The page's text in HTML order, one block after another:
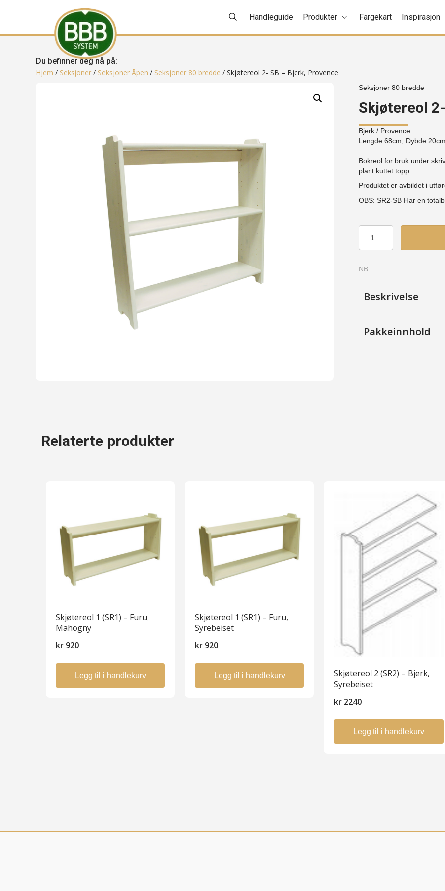
Handleguide Produkter Fargekart Inspirasjon
Du befinner deg nå på:
Hjem / Seksjoner / Seksjoner Åpen / Seksjoner 80 bredde / Skjøtereol 2- SB – Bjerk, Provence
Seksjoner 80 bredde
Skjøtereol
Bjerk / Provence
Lengde 68cm, Dybde
Bokreol for bruk under
plant kuttet topp.
Produktet er avbildet i
OBS: SR2-SB Har en
SB
Bjerk,
Provence
NB:
Beskrivelse
Pakkeinnhold
Relaterte produkter
Skjøtereol 1 (SR1) – Furu,
Mahogny
kr 920
Legg til i handlekurv
Skjøtereol 1 (SR1) – Furu,
Syrebeiset
kr 920
Legg til i handlekurv
Skjøtereol 2 (SR2) – Bjerk,
Syrebeiset
kr 2240
Legg til i handlekurv